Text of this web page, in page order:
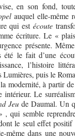
en son fond,
auquel elle-même
qui est écoute
écriture. Le «
présente.
été le fait d’une
l’histoire
puis le
modernité, à partir
intérieur. Le
Jeude Daumal. Un
qui semble
le seul effet
même dans une